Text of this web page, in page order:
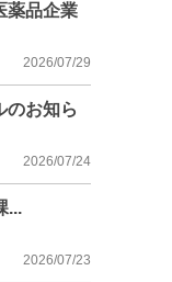
薬品企業
2026/07/29
のお知ら
2026/07/24
...
2026/07/23